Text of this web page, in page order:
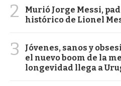
2
Murió Jorge Messi,
histórico de Lionel
3
Jóvenes, sanos y
el nuevo boom de la
longevidad llega a